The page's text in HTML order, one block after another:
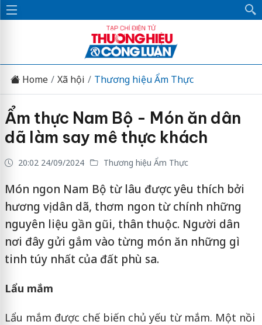
Home Xã hội Thương hiệu Ẩm Thực
Ẩm thực Nam Bộ - Món ăn dân
dã làm say mê thực khách
20:02 24/09/2024 Thương hiệu Ẩm Thực
Món ngon Nam Bộ từ lâu được yêu thích bởi
hương vị dân dã, thơm ngon từ chính những
nguyên liệu gần gũi, thân thuộc. Người dân
nơi đây gửi gắm vào từng món ăn những gì
tinh túy nhất của đất phù sa.
Lẩu mắm
Lẩu mắm được chế biến chủ yếu từ mắm. Một nồi